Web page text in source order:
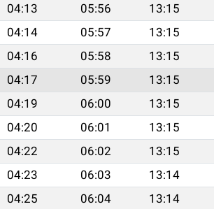
04:13 05:56 13:15
04:14 05:57 13:15
04:16 05:58 13:15
04:17 05:59 13:15
04:19 06:00 13:15
04:20 06:01 13:15
04:22 06:02 13:15
04:23 06:03 13:14
04:25 06:04 13:14